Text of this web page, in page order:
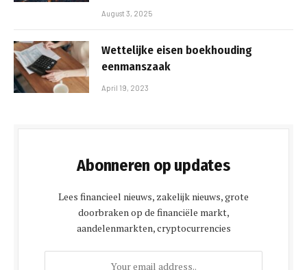
August 3, 2025
Wettelijke eisen boekhouding
eenmanszaak
April 19, 2023
Abonneren op updates
Lees financieel nieuws, zakelijk nieuws, grote
doorbraken op de financiële markt,
aandelenmarkten, cryptocurrencies